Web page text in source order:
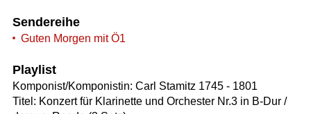
Sendereihe
Guten Morgen mit Ö1
Playlist
Komponist/Komponistin: Carl Stamitz 1745 - 1801
Titel: Konzert für Klarinette und Orchester Nr.3 in B-Dur /